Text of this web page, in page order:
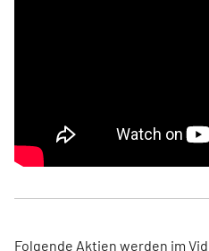
Folgende Aktien werden im